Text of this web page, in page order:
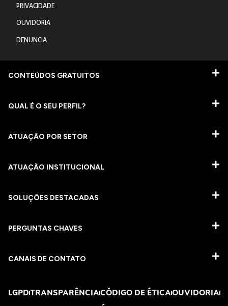
PRIVACIDADE
OUVIDORIA
DENUNCIA
CONTEÚDOS GRATUITOS
QUAL É O SEU PERFIL?
ATUAÇÃO POR SETOR
ATUAÇÃO INSTITUCIONAL
SOLUÇÕES DESTACADAS
PERGUNTAS CHAVES​
CANAIS DE CONTATO
LGPDTRANSPARÊNCIACÓDIGO DE ÉTICAOUVIDORIA